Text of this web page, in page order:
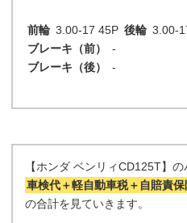
前輪 3.00-17 45P 後輪 3.00-
ブレーキ（前）
-
ブレーキ（後）
-
【ホンダ ベンリィCD125T】
車検代＋軽自動車税＋自賠責
の合計を見ていきます。